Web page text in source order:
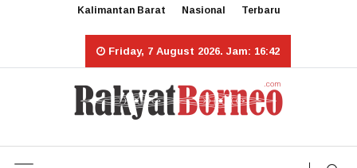
Kalimantan Barat Nasional Terbaru
Friday, 7 August 2026. Jam: 16:42